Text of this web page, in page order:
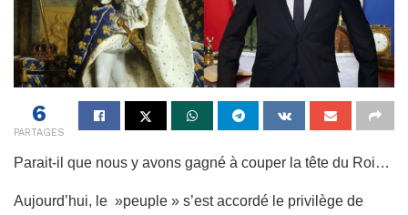
6
PARTAGES
Parait-il que nous y avons gagné à couper la tête du Roi…
Aujourd’hui, le »peuple » s’est accordé le privilège de